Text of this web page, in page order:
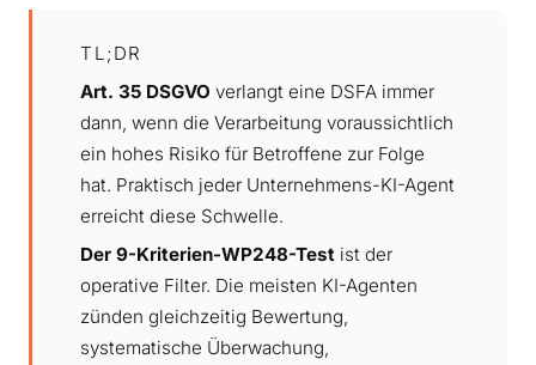
TL;DR
Art. 35 DSGVO verlangt eine DSFA immer
dann, wenn die Verarbeitung voraussichtlich
ein hohes Risiko für Betroffene zur Folge
hat. Praktisch jeder Unternehmens-KI-Agent
erreicht diese Schwelle.
Der 9-Kriterien-WP248-Test ist der
operative Filter. Die meisten KI-Agenten
zünden gleichzeitig Bewertung,
systematische Überwachung,